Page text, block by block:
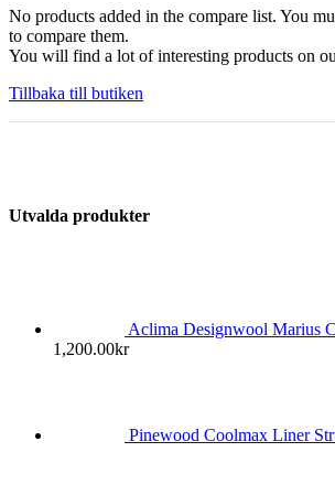
No products added in the compare list. You
to compare them.
You will find a lot of interesting products on
Tillbaka till butiken
Utvalda produkter
Aclima Designwool Marius
1,200.00kr
Pinewood Coolmax Liner